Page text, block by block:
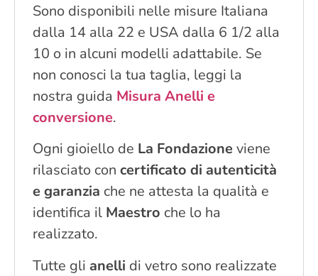
Sono disponibili nelle misure Italiana
dalla 14 alla 22 e USA dalla 6 1/2 alla
10 o in alcuni modelli adattabile. Se
non conosci la tua taglia, leggi la
nostra guida Misura Anelli e
conversione.
Ogni gioiello de La Fondazione viene
rilasciato con certificato di autenticità
e garanzia che ne attesta la qualità e
identifica il Maestro che lo ha
realizzato.
Tutte gli anelli di vetro sono realizzate